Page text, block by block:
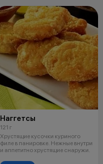
Наггетсы
121 г
Хрустящие кусочки куриного
филе в панировке. Нежные внутри
и аппетитно хрустящие снаружи.